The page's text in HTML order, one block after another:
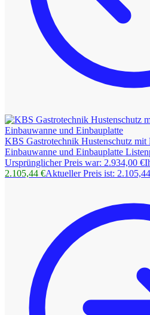
KBS Gastrotechnik Hustenschutz
Einbauwanne und Einbauplatte
Ursprünglicher Preis war: 2.934,00 €
2.105,44 €Aktueller Preis ist: